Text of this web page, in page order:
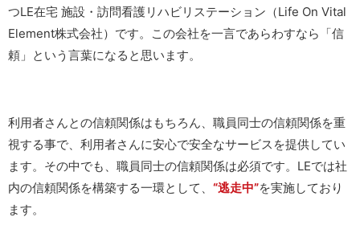
つLE在宅 施設・訪問看護リハビリステーション（Life On Vital
Element株式会社）です。この会社を一言であらわすなら「信
頼」という言葉になると思います。
利用者さんとの信頼関係はもちろん、職員同士の信頼関係を重
視する事で、利用者さんに安心で安全なサービスを提供してい
ます。その中でも、職員同士の信頼関係は必須です。LEでは社
内の信頼関係を構築する一環として、 “逃走中”を実施しており
ます。